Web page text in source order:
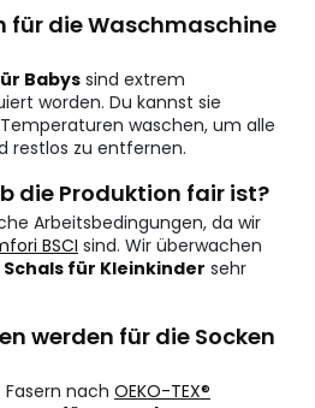
für die Waschmaschine
Babys sind extrem
worden. Du kannst sie
waschen, um alle
restlos zu entfernen.
die Produktion fair ist?
Arbeitsbedingungen, da wir
BSCI sind. Wir überwachen
Schals für Kleinkinder sehr
werden für die Socken
nach OEKO-TEX®